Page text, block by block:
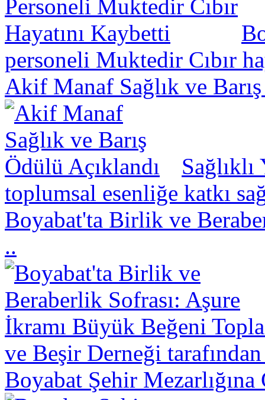
personeli Muktedir Cıbır
Akif Manaf Sağlık ve
toplumsal esenliğe katkı
Boyabat'ta Birlik ve
..
ve Beşir Derneği
Boyabat Şehir Mezarlığına